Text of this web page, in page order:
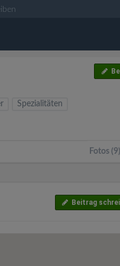
Spezialitäten
Fotos (9)
Beitrag